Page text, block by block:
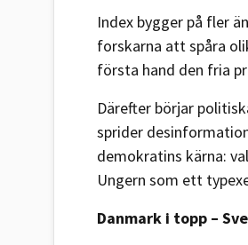
Index bygger på fler
forskarna att spåra
första hand den fria
Därefter börjar
sprider
demokratins kärna:
Ungern som ett
Danmark i topp –